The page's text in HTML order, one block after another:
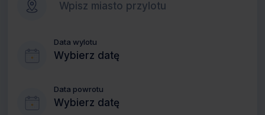
Data wylotu
Wybierz datę
Data powrotu
Wybierz datę